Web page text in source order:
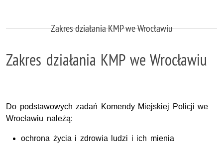
Zakres działania KMP we Wrocławiu
Zakres działania KMP we Wrocławiu
Do podstawowych zadań Komendy Miejskiej Policji we
Wrocławiu należą:
ochrona życia i zdrowia ludzi i ich mienia